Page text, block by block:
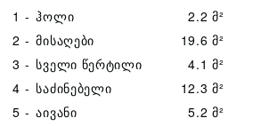
1 - ჰოლი
2.2 მ²
2 - მისაღები
19.6 მ²
3 - სველი წერტილი
4.1 მ²
4 - საძინებელი
12.3 მ²
5 - აივანი 5.2 მ²